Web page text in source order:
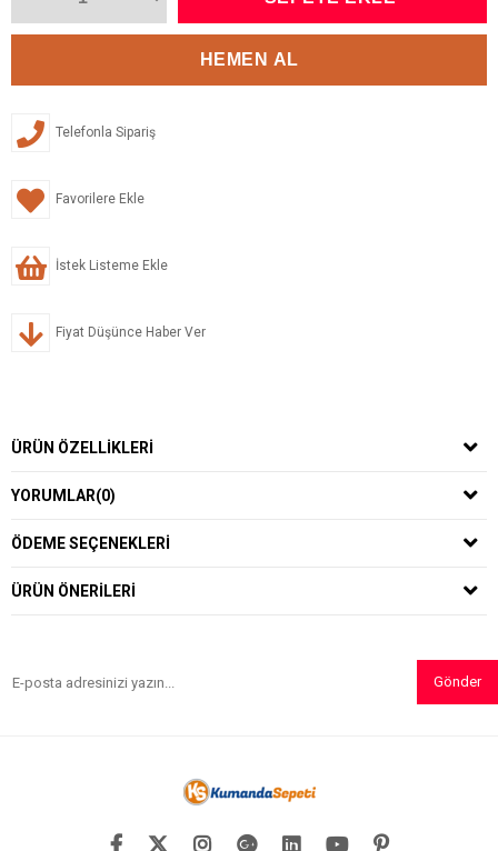
Telefonla Sipariş
Favorilere Ekle
İstek Listeme Ekle
Fiyat Düşünce Haber Ver
ÜRÜN ÖZELLIKLERI
YORUMLAR(0)
ÖDEME SEÇENEKLERI
ÜRÜN ÖNERILERI
Gönder